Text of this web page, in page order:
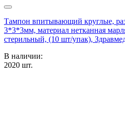
Тампон впитывающий круглые,
3*3*3мм, материал нетканная
стерильный, (10 шт/упак),
В наличии:
2020 шт.